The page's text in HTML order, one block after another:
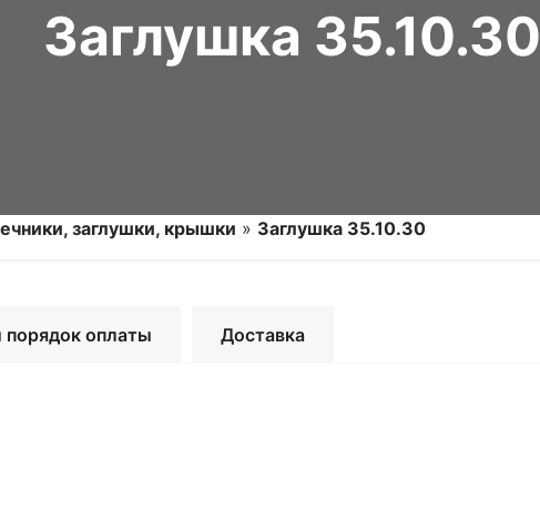
Заглушка 35.10.30
заглушки, крышки » Заглушка 35.10.30
порядок оплаты Доставка